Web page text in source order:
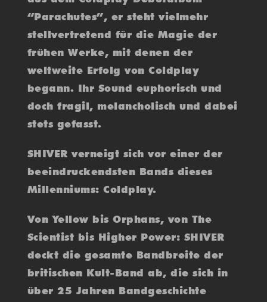
“Parachutes”, er steht vielmehr
stellvertretend für die Magie der
frühen Werke, mit denen der
weltweite Erfolg von Coldplay
begann. Ihr Sound euphorisch und
doch fragil, melancholisch und dabei
stets gefasst.
SHIVER verneigt sich vor einer der
beeindruckendsten Bands dieses
Millenniums: Coldplay.
Von Yellow bis Orphans, von The
Scientist bis Higher Power: SHIVER
deckt die gesamte Bandbreite der
britischen Kult-Band ab, die sich in
über 25 Jahren Bandgeschichte